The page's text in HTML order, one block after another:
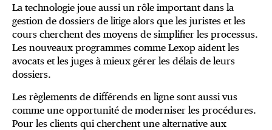
La technologie joue aussi un rôle important dans la
gestion de dossiers de litige alors que les juristes et les
cours cherchent des moyens de simplifier les processus.
Les nouveaux programmes comme Lexop aident les
avocats et les juges à mieux gérer les délais de leurs
dossiers.
Les règlements de différends en ligne sont aussi vus
comme une opportunité de moderniser les procédures.
Pour les clients qui cherchent une alternative aux